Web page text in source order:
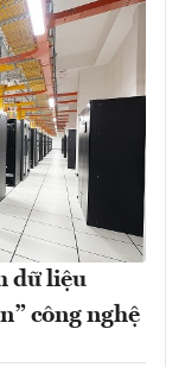
dữ liệu
công nghệ